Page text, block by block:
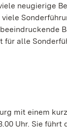
neugierige
alle
mit einem
Uhr. Sie